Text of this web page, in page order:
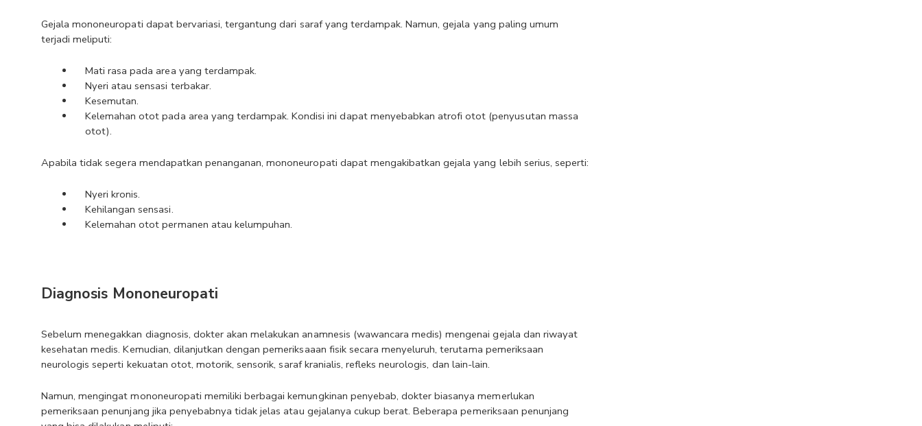
Gejala mononeuropati dapat bervariasi, tergantung dari saraf yang terdampak. Namun, gejala yang paling umum
terjadi meliputi:
Mati rasa pada area yang terdampak.
Nyeri atau sensasi terbakar.
Kesemutan.
Kelemahan otot pada area yang terdampak. Kondisi ini dapat menyebabkan atrofi otot (penyusutan massa
otot).
Apabila tidak segera mendapatkan penanganan, mononeuropati dapat mengakibatkan gejala yang lebih serius, seperti:
Nyeri kronis.
Kehilangan sensasi.
Kelemahan otot permanen atau kelumpuhan.
Diagnosis Mononeuropati
Sebelum menegakkan diagnosis, dokter akan melakukan anamnesis (wawancara medis) mengenai gejala dan riwayat
kesehatan medis. Kemudian, dilanjutkan dengan pemeriksaaan fisik secara menyeluruh, terutama pemeriksaan
neurologis seperti kekuatan otot, motorik, sensorik, saraf kranialis, refleks neurologis, dan lain-lain.
Namun, mengingat mononeuropati memiliki berbagai kemungkinan penyebab, dokter biasanya memerlukan
pemeriksaan penunjang jika penyebabnya tidak jelas atau gejalanya cukup berat. Beberapa pemeriksaan penunjang